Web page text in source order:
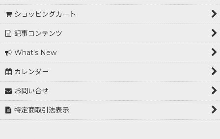
ショッピングカート
記事コンテンツ
What's New
カレンダー
お問い合せ
特定商取引法表示